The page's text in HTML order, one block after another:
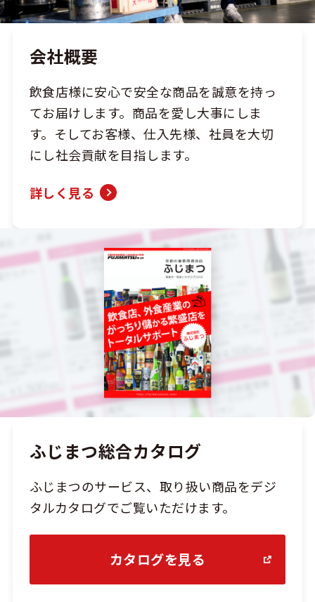
会社概要
飲食店様に安心で安全な商品を誠意を持っ
てお届けします。商品を愛し大事にしま
す。そしてお客様、仕入先様、社員を大切
にし社会貢献を目指します。
詳しく見る
ふじまつ総合カタログ
ふじまつのサービス、取り扱い商品をデジ
タルカタログでご覧いただけます。
カタログを見る